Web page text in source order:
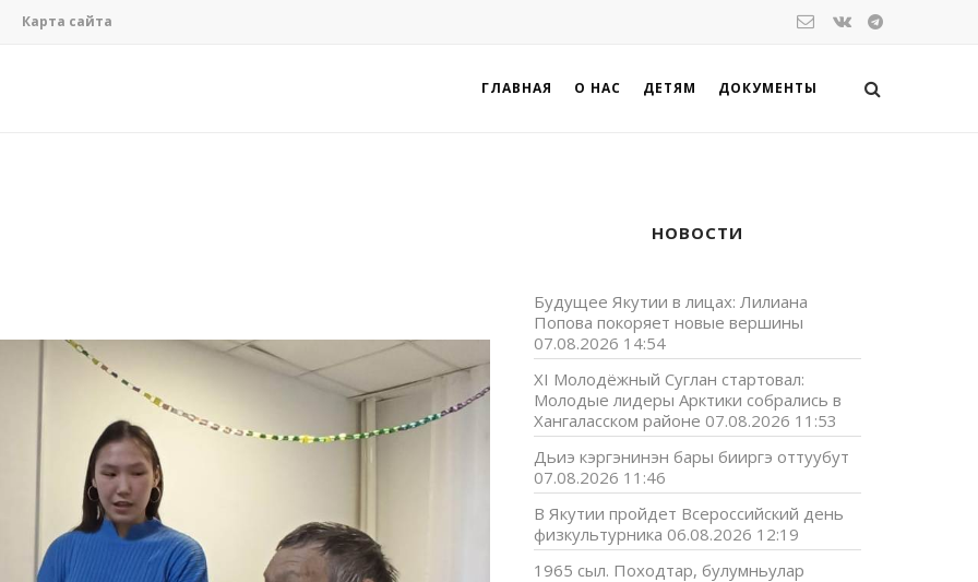
Карта сайта
ГЛАВНАЯ О НАС ДЕТЯМ ДОКУМЕНТЫ
НОВОСТИ
Будущее Якутии в лицах: Лилиана
Попова покоряет новые вершины
07.08.2026 14:54
XI Молодёжный Суглан стартовал:
Молодые лидеры Арктики собрались в
Хангаласском районе 07.08.2026 11:53
Дьиэ кэргэнинэн бары бииргэ оттуубут
07.08.2026 11:46
В Якутии пройдет Всероссийский день
физкультурника 06.08.2026 12:19
1965 сыл. Походтар, булумньулар